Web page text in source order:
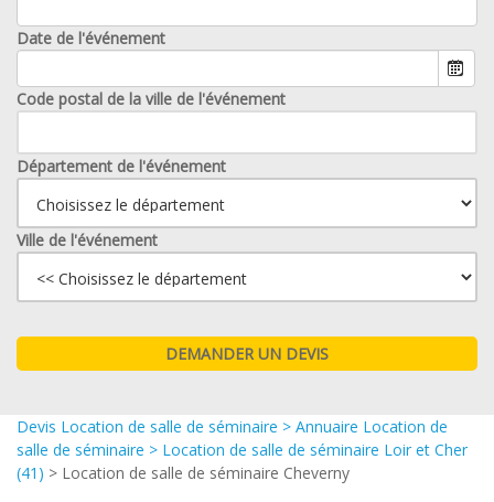
Date de l'événement
Code postal de la ville de l'événement
Département de l'événement
Ville de l'événement
Devis Location de salle de séminaire > Annuaire Location de
salle de séminaire > Location de salle de séminaire Loir et Cher
(41) > Location de salle de séminaire Cheverny